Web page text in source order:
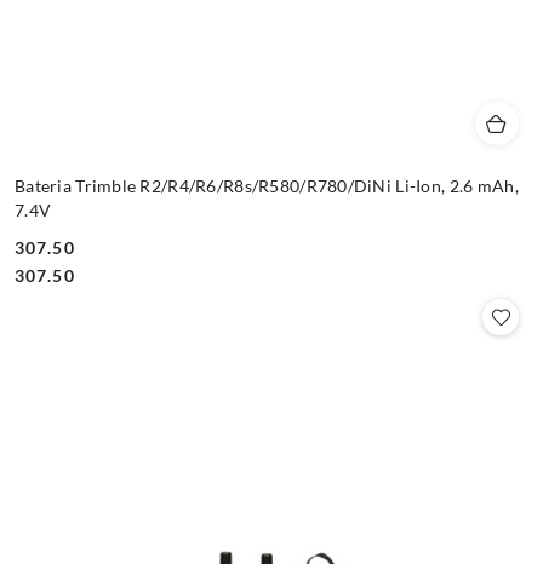
Bateria Trimble R2/R4/R6/R8s/R580/R780/DiNi Li-Ion, 2.6 mAh,
7.4V
Cena:
307.50
Cena:
307.50